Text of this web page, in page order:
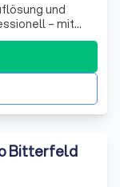
und
– mit
höchster
Bitterfeld